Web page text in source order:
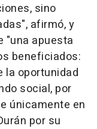
sino
afirmó, y
"una apuesta
beneficiados:
la oportunidad
social, por
únicamente en
por su